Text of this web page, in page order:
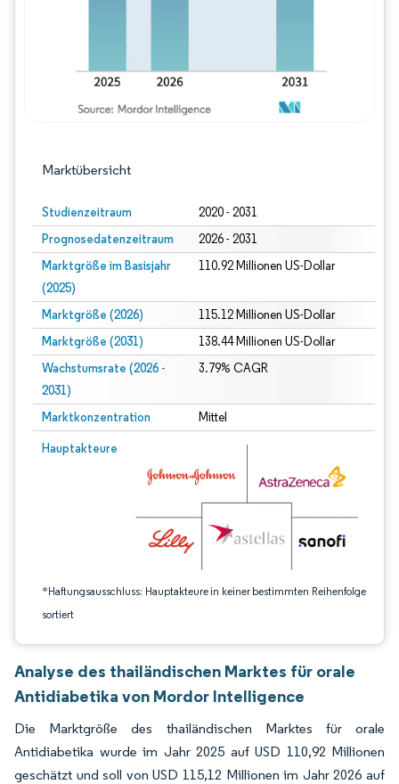
Marktübersicht
Studienzeitraum 2020 - 2031
Prognosedatenzeitraum 2026 - 2031
Marktgröße im Basisjahr
(2025)
110.92 Millionen US-Dollar
Marktgröße (2026) 115.12 Millionen US-Dollar
Marktgröße (2031) 138.44 Millionen US-Dollar
Wachstumsrate (2026 -
2031)
3.79% CAGR
Marktkonzentration Mittel
Hauptakteure
*Haftungsausschluss: Hauptakteure in keiner bestimmten Reihenfolge
sortiert
Bild © Mordor Intelligence. Wiederverwendung erfordert Namensnennung
Analyse des thailändischen Marktes für orale
Antidiabetika von Mordor Intelligence
Die Marktgröße des thailändischen Marktes für orale
Antidiabetika wurde im Jahr 2025 auf USD 110,92 Millionen
geschätzt und soll von USD 115,12 Millionen im Jahr 2026 auf